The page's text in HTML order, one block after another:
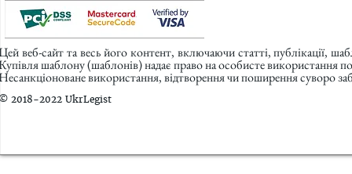
веб-сайт та весь його контент, включаючи статті, публікації,
шаблону (шаблонів) надає право на особисте використання
використання, відтворення чи поширення суворо
2018-2022 UkrLegist